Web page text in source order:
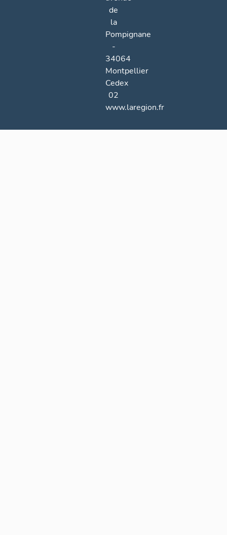
de
la
Pompignane
-
34064
Montpellier
Cedex
02
www.laregion.fr